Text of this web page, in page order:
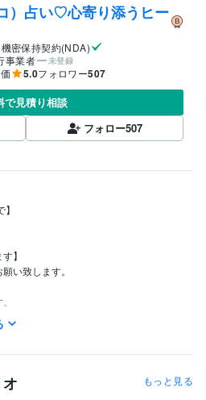
）占い♡心寄り添うヒー
機密保持契約(NDA)
事業者
未登録
5.0フォロワー507
で見積り相談
フォロー507
】
い致します。
もっと見る